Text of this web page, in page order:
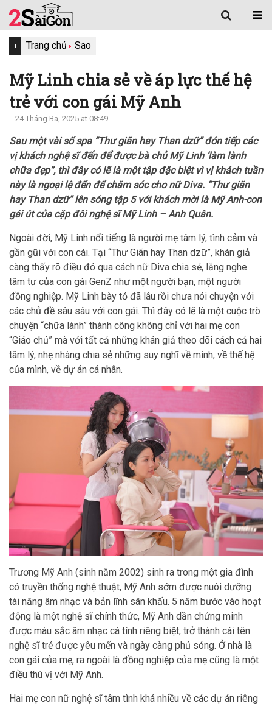
Trang chủ Sao
Mỹ Linh chia sẻ về áp lực thế hệ
trẻ với con gái Mỹ Anh
24 Tháng Ba, 2025 at 08:49
Sau một vài số spa “Thư giãn hay Than dzữ” đón tiếp các
vị khách nghệ sĩ đến để được bà chủ Mỹ Linh ‘làm lành
chữa đẹp”, thì đây có lẽ là một tập đặc biệt vì vị khách tuần
này là ngoại lệ đến để chăm sóc cho nữ Diva. “Thư giãn
hay Than dzữ” lên sóng tập 5 với khách mời là Mỹ Anh-con
gái út của cặp đôi nghệ sĩ Mỹ Linh – Anh Quân.
Ngoài đời, Mỹ Linh nổi tiếng là người mẹ tâm lý, tình cảm và
gần gũi với con cái. Tại “Thư Giãn hay Than dzữ”, khán giả
càng thấy rõ điều đó qua cách nữ Diva chia sẻ, lắng nghe
tâm tư của con gái GenZ như một người bạn, một người
đồng nghiệp. Mỹ Linh bày tỏ đã lâu rồi chưa nói chuyện với
các chủ đề sâu sâu với con gái. Thì đây có lẽ là một cuộc trò
chuyện “chữa lành” thành công không chỉ với hai mẹ con
“Giáo chủ” mà với tất cả những khán giả theo dõi cách cả hai
tâm lý, nhẹ nhàng chia sẻ những suy nghĩ về mình, về thế hệ
của mình, về dự án cá nhân.
Trương Mỹ Anh (sinh năm 2002) sinh ra trong một gia đình
có truyền thống nghệ thuật, Mỹ Anh sớm được nuôi dưỡng
tài năng âm nhạc và bản lĩnh sân khấu. 5 năm bước vào hoạt
động là một nghệ sĩ chính thức, Mỹ Anh dần chứng minh
được màu sắc âm nhạc cá tính riêng biệt, trở thành cái tên
nghệ sĩ trẻ được yêu mến và ngày càng phủ sóng. Ở nhà là
con gái của mẹ, ra ngoài là đồng nghiệp của mẹ cũng là một
điều thú vị với Mỹ Anh.
Hai mẹ con nữ nghệ sĩ tâm tình khá nhiều về các dự án riêng